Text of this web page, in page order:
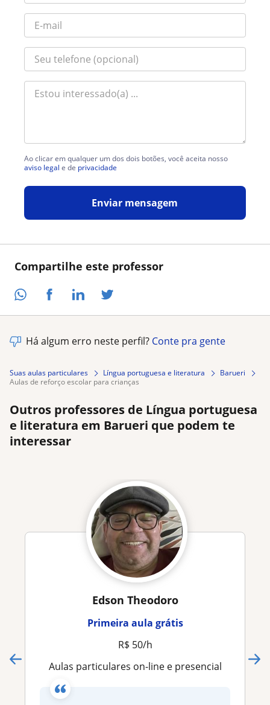
Compartilhe este professor
Ao clicar em qualquer um dos dois botões, você aceita nosso
aviso legal e de privacidade
Enviar mensagem
Há algum erro neste perfil? Conte pra gente
Suas aulas particulares Língua portuguesa e literatura
Barueri
aulas de reforço escolar para crianças
Outros professores de Língua portuguesa
e literatura em Barueri que podem te
interessar
Edson Theodoro
Primeira aula grátis
R$ 50/h
Aulas particulares on-line e presencial